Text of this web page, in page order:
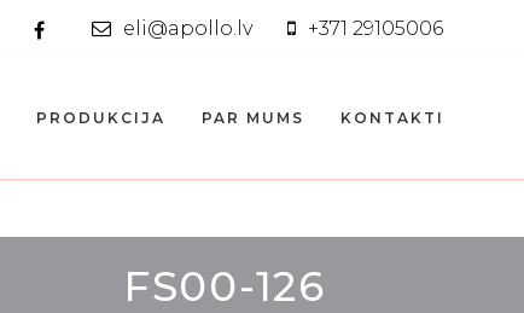
eli@apollo.lv +371 29105006
PRODUKCIJA PAR MUMS KONTAKTI
FS00-126